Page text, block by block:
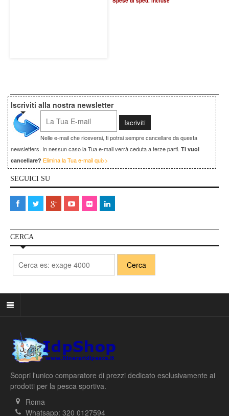
Iscriviti alla nostra newsletter
Nelle e-mail che riceverai, ti potrai sempre cancellare da questa
newsletters. In nessun caso la Tua e-mail verrà ceduta a terze parti. Ti vuoi
cancellare? Elimina la Tua e-mail qui>>
SEGUICI SU
CERCA
Scopri l'unico comparatore di prezzi dedicato esclusivamente ai
prodotti per la pesca sportiva.
Roma
Whatsapp: 320 0127594